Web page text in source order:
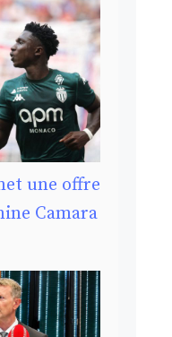
une offre
Camara